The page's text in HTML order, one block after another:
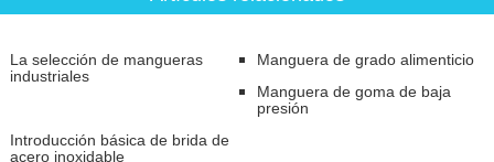
La selección de mangueras
industriales
Manguera de grado alimenticio
Manguera de goma de baja
presión
Introducción básica de brida de
acero inoxidable